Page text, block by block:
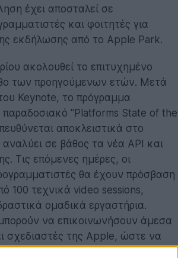
έχει αποσταλεί σε
και φοιτητές για
εκδήλωσης από το Apple Park.
ακολουθεί το επιτυχημένο
των προηγούμενων ετών. Μετά
Keynote, το πρόγραμμα
παραδοσιακό "Platforms State of the
αποκλειστικά στο
αναλύει σε βάθος τα νέα API και
Τις επόμενες ημέρες, οι
θα έχουν πρόσβαση
100 τεχνικά video sessions,
ομαδικά εργαστήρια.
να επικοινωνήσουν άμεσα
σχεδιαστές της Apple, ώστε να
εφαρμογές τους στα νέα δεδομένα.